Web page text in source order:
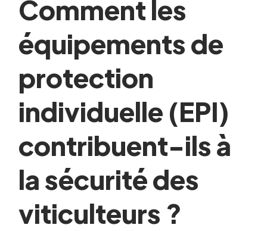
Comment les
équipements de
protection
individuelle (EPI)
contribuent-ils à
la sécurité des
viticulteurs ?